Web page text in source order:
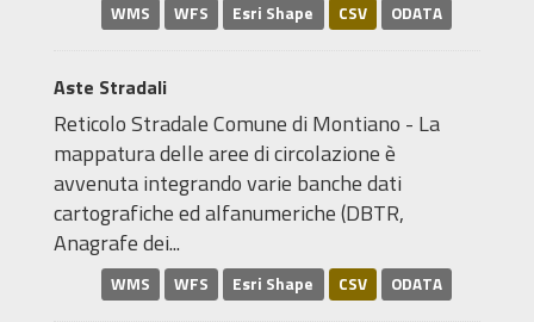
WMS WFS Esri Shape CSV ODATA
Aste Stradali
Reticolo Stradale Comune di Montiano - La
mappatura delle aree di circolazione è
avvenuta integrando varie banche dati
cartografiche ed alfanumeriche (DBTR,
Anagrafe dei...
WMS WFS Esri Shape CSV ODATA